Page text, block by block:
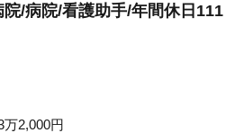
/病院/看護助手/年間休日111
万2,000円